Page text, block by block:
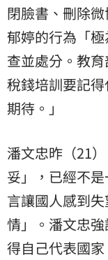
閉臉書、刪除
郁婷的行為「
查並處分。教
稅錢培訓要記
期待。」
潘文忠昨（21
妥」，已經不
言讓國人感到
情」。潘文忠
得自己代表國